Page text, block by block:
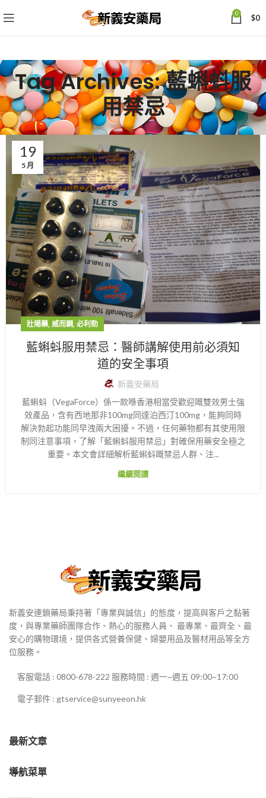
0 $0
Tag Archives: 藍蝌蚪服
用禁忌
19
5 月
壯陽藥, 威而鋼, 必利勁
藍蝌蚪服用禁忌：醫師講解使用前必須知
道的安全事項
新義安藥局
藍蝌蚪（VegaForce）係一款喺香港相當受歡迎嘅雙效男士強
效產品，含有西地那非100mg同達泊西汀100mg，能夠同時
解決勃起功能同早洩兩大困擾。不過，任何藥物都有其使用限
制同注意事項，了解「藍蝌蚪服用禁忌」對確保用藥安全極之
重要。本文會詳細解析藍蝌蚪嘅禁忌人群、注...
繼續閱讀
新義安連鎖藥局秉持著「專業與誠信」的態度，提高與客戶之黏著
度，與專業藥師團隊合作、熱心的服務人員、 最專業、最齊全、最
安心的購物環境，提供各式營養保健、婦嬰用品及醫材用品等全方
位服務。
客服電話 : 0800-678-222 服務時間 : 週一~週五 09:00~17:00
電子郵件 : gtservice@sunyeeon.hk
最新文章
導航菜單